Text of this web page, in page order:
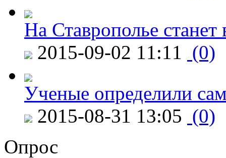
На Ставрополье
2015-09-02 11:11 (0)
Ученые определили
2015-08-31 13:05 (0)
Опрос